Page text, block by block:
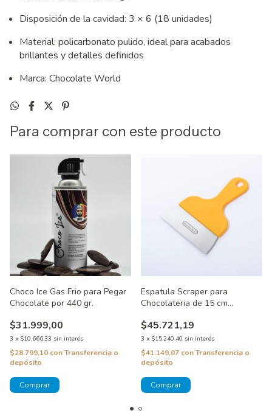
Disposición de la cavidad: 3 × 6 (18 unidades)
Material: policarbonato pulido, ideal para acabados
brillantes y detalles definidos
Marca: Chocolate World
Para comprar con este producto
Choco Ice Gas Frio para Pegar
Chocolate por 440 gr.
$31.999,00
3 x $10.666,33 sin interés
$28.799,10 conTransferencia o
depósito
Espatula Scraper para
Chocolateria de 15 cm
$45.721,19
3 x $15.240,40 sin interés
$41.149,07 conTransferencia o
depósito